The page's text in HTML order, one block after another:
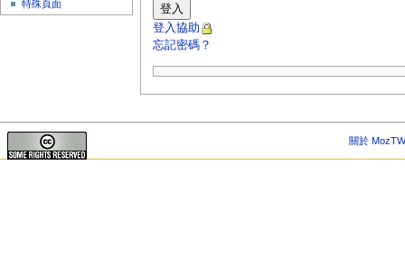
登入
登入協助
忘記密碼？
特殊頁面
關於